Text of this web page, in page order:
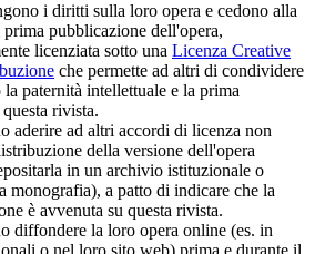
i diritti sulla loro opera e cedono alla
pubblicazione dell'opera,
licenziata sotto una Licenza Creative
che permette ad altri di condividere
paternità intellettuale e la prima
rivista.
aderire ad altri accordi di licenza non
della versione dell'opera
in un archivio istituzionale o
monografia), a patto di indicare che la
è avvenuta su questa rivista.
diffondere la loro opera online (es. in